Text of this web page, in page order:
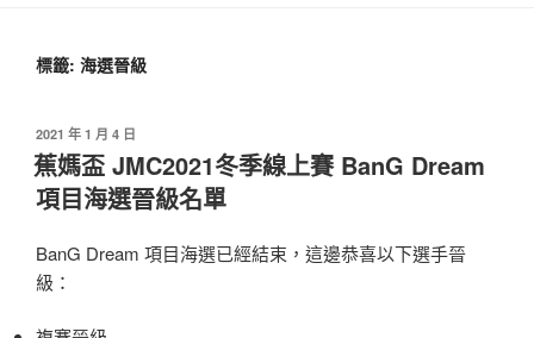
標籤: 海選晉級
發
佈
於
2021 年 1 月 4 日
蕉媽盃 JMC2021冬季線上賽 BanG Dream
項目海選晉級名單
BanG Dream 項目海選已經結束，這邊恭喜以下選手晉
級：